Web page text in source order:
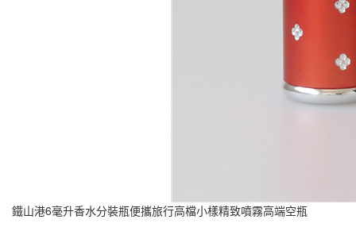
鐵山港6毫升香水分裝瓶便攜旅行高檔小樣精致噴霧高端空瓶